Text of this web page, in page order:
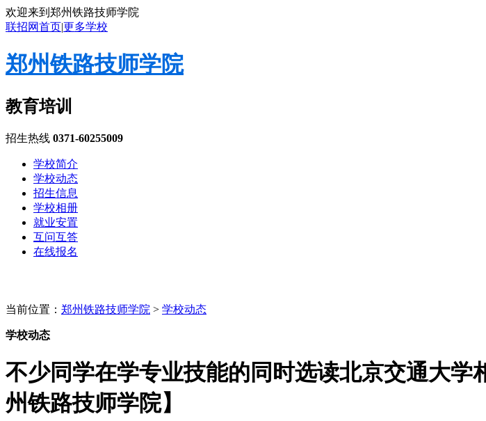
欢迎来到郑州铁路技师学院
联招网首页|更多学校
郑州铁路技师学院
教育培训
招生热线 0371-60255009
学校简介
学校动态
招生信息
学校相册
就业安置
互问互答
在线报名
当前位置： 郑州铁路技师学院 > 学校动态
学校动态
不少同学在学专业技能的同时选读北京交通大
州铁路技师学院】